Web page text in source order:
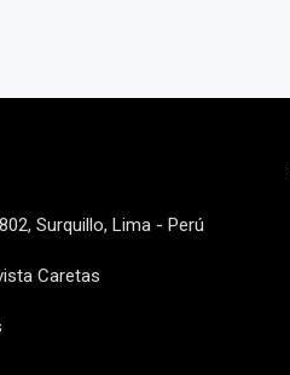
Surquillo, Lima - Perú
Caretas